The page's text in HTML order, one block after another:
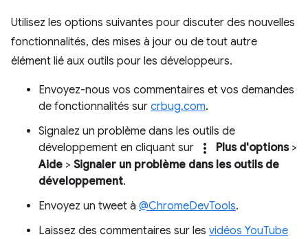
Utilisez les options suivantes pour discuter des nouvelles
fonctionnalités, des mises à jour ou de tout autre
élément lié aux outils pour les développeurs.
Envoyez-nous vos commentaires et vos demandes
de fonctionnalités sur crbug.com.
Signalez un problème dans les outils de
développement en cliquant sur
more_vert Plus d'options>
Aide > Signaler un problème dans les outils de
développement.
Envoyez un tweet à @ChromeDevTools.
Laissez des commentaires sur les vidéos YouTube